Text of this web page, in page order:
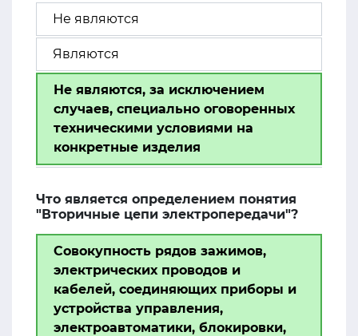
Не являются
Являются
Не являются, за исключением
случаев, специально оговоренных
техническими условиями на
конкретные изделия
Что является определением понятия
"Вторичные цепи электропередачи"?
Совокупность рядов зажимов,
электрических проводов и
кабелей, соединяющих приборы и
устройства управления,
электроавтоматики, блокировки,